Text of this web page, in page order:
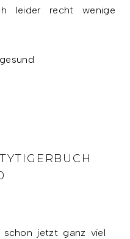
leider recht wenige
jetzt ganz viel